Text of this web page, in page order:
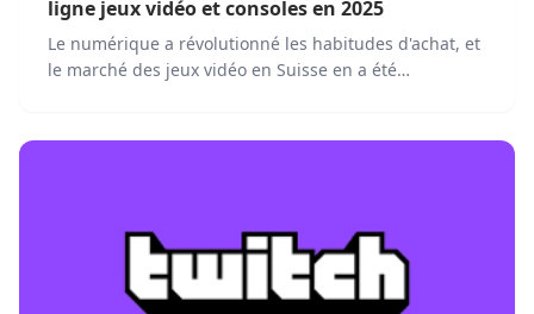
ligne jeux vidéo et consoles en 2025
Le numérique a révolutionné les habitudes d'achat, et
le marché des jeux vidéo en Suisse en a été